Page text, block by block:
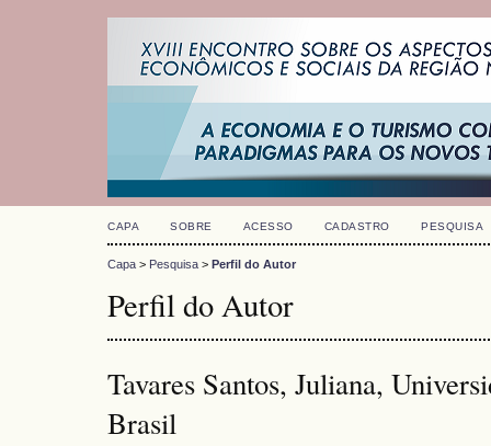
CAPA SOBRE ACESSO CADASTRO PESQUISA
Capa > Pesquisa > Perfil do Autor
Perfil do Autor
Tavares Santos, Juliana,
Brasil